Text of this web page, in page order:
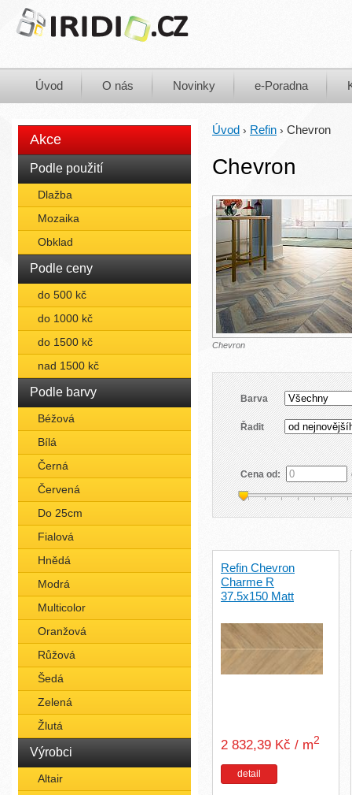
Úvod O nás Novinky e-Poradna
Akce
Podle použití
Dlažba
Mozaika
Obklad
Podle ceny
do 500 kč
do 1000 kč
do 1500 kč
nad 1500 kč
Podle barvy
Béžová
Bílá
Černá
Červená
Do 25cm
Fialová
Hnědá
Modrá
Multicolor
Oranžová
Růžová
Šedá
Zelená
Žlutá
Výrobci
Altair
Úvod › Refin › Chevron
Chevron
Chevron
Barva
Řadit
Cena od:
Refin Chevron
Charme R
37.5x150 Matt
2 832,39 Kč / m2
detail